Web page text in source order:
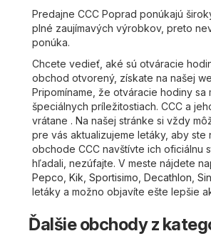
Predajne CCC Poprad ponúkajú
plné zaujímavých výrobkov, preto
ponúka.
Chcete vedieť, aké sú otváracie
obchod otvorený, získate na našej
Pripomíname, že otváracie hodiny
špeciálnych príležitostiach. CCC a
vrátane . Na našej stránke si vždy
pre vás aktualizujeme letáky, aby
obchode CCC navštívte ich oficiálnu
hľadali, nezúfajte. V meste nájdete
Pepco Kik Sportisimo Decathlon
letáky a možno objavíte ešte lepšie
Ďalšie obchody z